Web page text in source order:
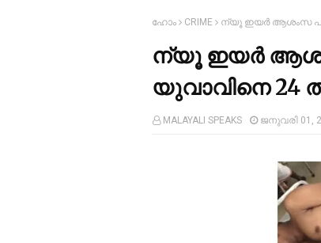
ഹോം CRIME ന്യൂ ഇയര്‍ ആശംസ
ന്യൂ ഇയര്‍
യുവാവിനെ 24
MALAYALI SPEAKS ജനുവരി 01,